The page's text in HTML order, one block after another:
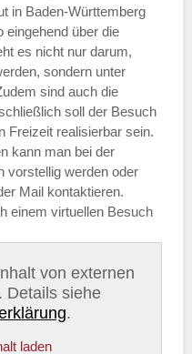
in Baden-Württemberg
eingehend über die
es nicht nur darum,
sondern unter
sind auch die
soll der Besuch
Freizeit realisierbar sein.
kann man bei der
vorstellig werden oder
Mail kontaktieren.
einem virtuellen Besuch
von externen
Details siehe
.
laden